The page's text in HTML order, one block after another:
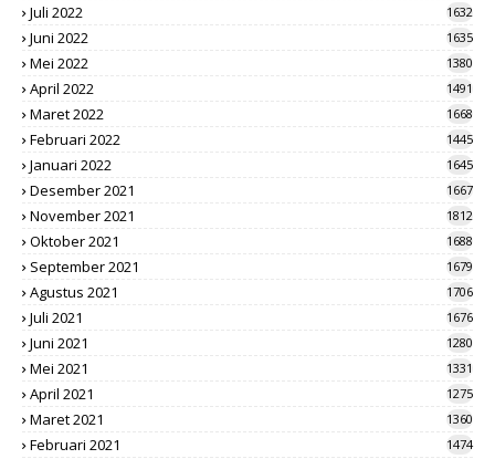
Juli 2022 1632
Juni 2022 1635
Mei 2022 1380
April 2022 1491
Maret 2022 1668
Februari 2022 1445
Januari 2022 1645
Desember 2021 1667
November 2021 1812
Oktober 2021 1688
September 2021 1679
Agustus 2021 1706
Juli 2021 1676
Juni 2021 1280
Mei 2021 1331
April 2021 1275
Maret 2021 1360
Februari 2021 1474